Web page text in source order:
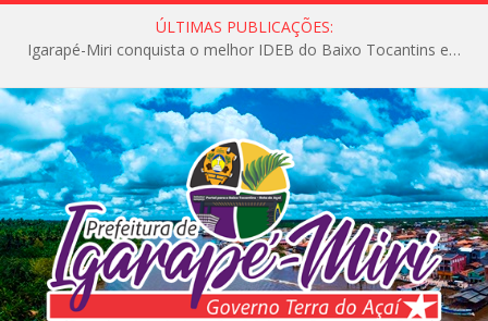
ÚLTIMAS PUBLICAÇÕES:
Igarapé-Miri conquista o melhor IDEB do Baixo Tocantins e avança na qualidade da educação pública